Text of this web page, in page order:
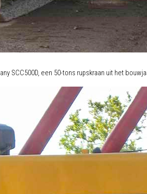
SCC500D, een 50-tons rupskraan uit het